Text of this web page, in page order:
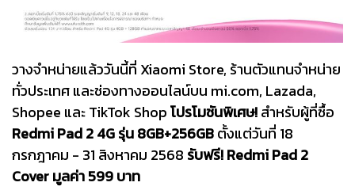
วางจำหน่ายแล้ววันนี้ที่ Xiaomi Store, ร้านตัวแทนจำหน่าย
ทั่วประเทศ และช่องทางออนไลน์บน mi.com, Lazada,
Shopee และ TikTok Shopโปรโมชันพิเศษ!สำหรับผู้ที่ซื้อ
Redmi Pad 2 4G รุ่น 8GB+256GBตั้งแต่วันที่ 18
กรกฎาคม - 31 สิงหาคม 2568 รับฟรี! Redmi Pad 2
Cover มูลค่า 599 บาท